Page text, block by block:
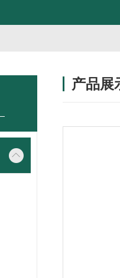
产品展